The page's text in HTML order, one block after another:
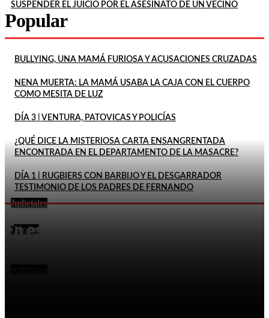
SUSPENDER EL JUICIO POR EL ASESINATO DE UN VECINO
Popular
BULLYING, UNA MAMÁ FURIOSA Y ACUSACIONES CRUZADAS
NENA MUERTA: LA MAMÁ USABA LA CAJA CON EL CUERPO
COMO MESITA DE LUZ
DÍA 3 | VENTURA, PATOVICAS Y POLICÍAS
¿QUÉ DICE LA MISTERIOSA CARTA ENSANGRENTADA
ENCONTRADA EN EL DEPARTAMENTO DE LA MASACRE?
DÍA 1 | RUGBIERS CON BARBIJO Y EL DESGARRADOR
TESTIMONIO DE LOS PADRES DE FERNANDO
En este momento
Judiciales
INQUILINOS DE BARRELIER
Género